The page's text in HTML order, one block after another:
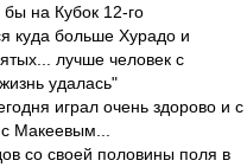
бы на Кубок 12-го
куда больше Хурадо и
лучше человек с
удалась"
играл очень здорово и с
Макеевым...
со своей половины поля в